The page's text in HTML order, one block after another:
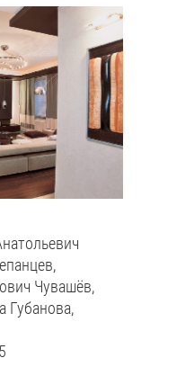
Чувашёв,
Губанова,